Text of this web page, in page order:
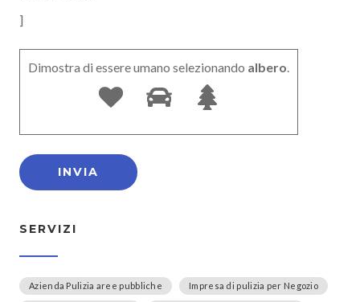
]
Dimostra di essere umano selezionando albero.
SERVIZI
Azienda Pulizia aree pubbliche Impresa di pulizia per Negozio